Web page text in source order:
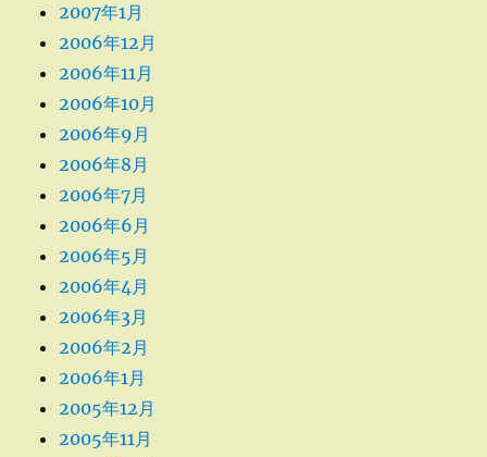
2007年1月
2006年12月
2006年11月
2006年10月
2006年9月
2006年8月
2006年7月
2006年6月
2006年5月
2006年4月
2006年3月
2006年2月
2006年1月
2005年12月
2005年11月